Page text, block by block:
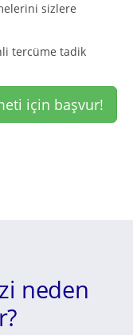
sizlere
tercüme tadik
için başvur!
neden